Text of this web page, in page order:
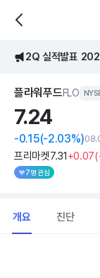
2Q 실적발표
플라워푸드FLO
7.24
-0.15(-2.03%)
프리마켓7.31+0.07(
7명 관심
개요 진단